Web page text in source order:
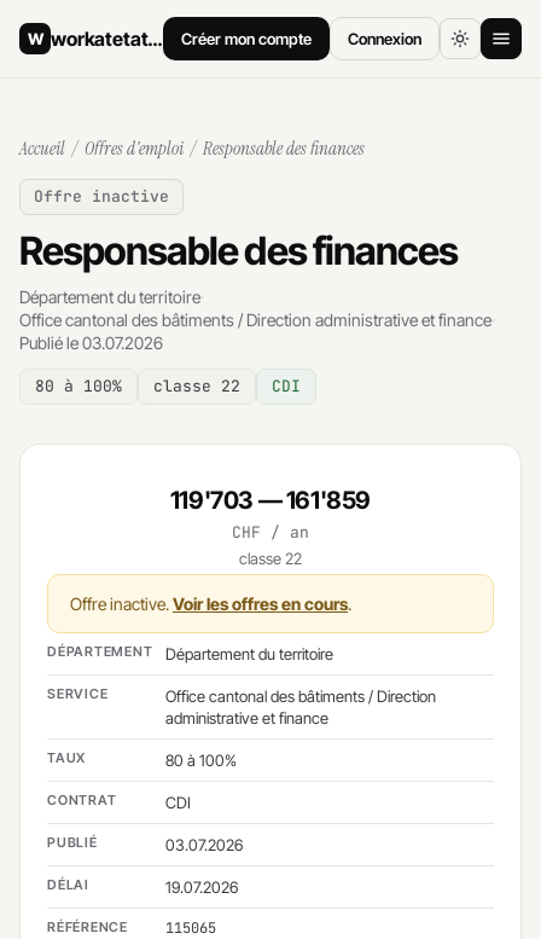
W workatetat
.ch Connexion
Créer mon compte
Archives
Accueil / Offres d'emploi / Responsable des finances
Offre inactive
Responsable des finances
Département du territoire·
Office cantonal des bâtiments / Direction administrative et finance·
Publié le 03.07.2026
80 à 100% classe 22 CDI
119'703 — 161'859
CHF / an
classe 22
Offre inactive.Voir les offres en cours.
DÉPARTEMENT Département du territoire
SERVICE
Office cantonal des bâtiments / Direction
administrative et finance
TAUX 80 à 100%
CONTRAT CDI
PUBLIÉ 03.07.2026
DÉLAI 19.07.2026
RÉFÉRENCE 115065